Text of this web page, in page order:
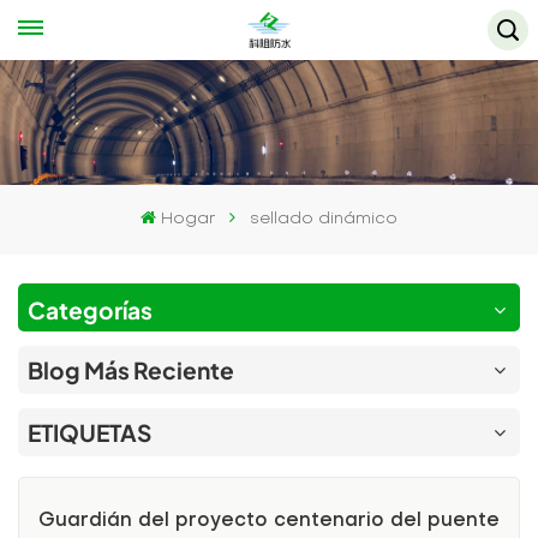
Hogar sellado dinámico
Categorías
Blog Más Reciente
ETIQUETAS
Guardián del proyecto centenario del puente